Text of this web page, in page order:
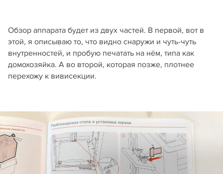
Обзор аппарата будет из двух частей. В первой, вот в
этой, я описываю то, что видно снаружи и чуть-чуть
внутренностей, и пробую печатать на нём, типа как
домохозяйка. А во второй, которая позже, плотнее
перехожу к вивисекции.